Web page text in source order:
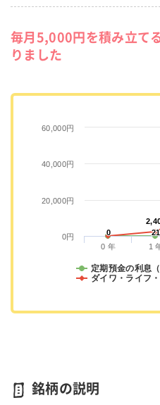
毎月5,000円を積み立て
りました
0
0 21
21
定期預金の利息
ダイワ・ライフ
0 年 1
0円
20,000円
40,000円
60,000円
銘柄の説明